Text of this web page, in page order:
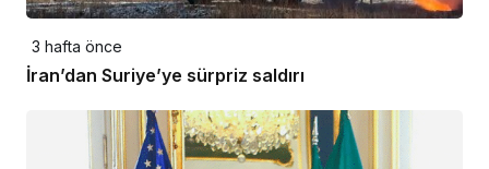
3 hafta önce
İran’dan Suriye’ye sürpriz saldırı